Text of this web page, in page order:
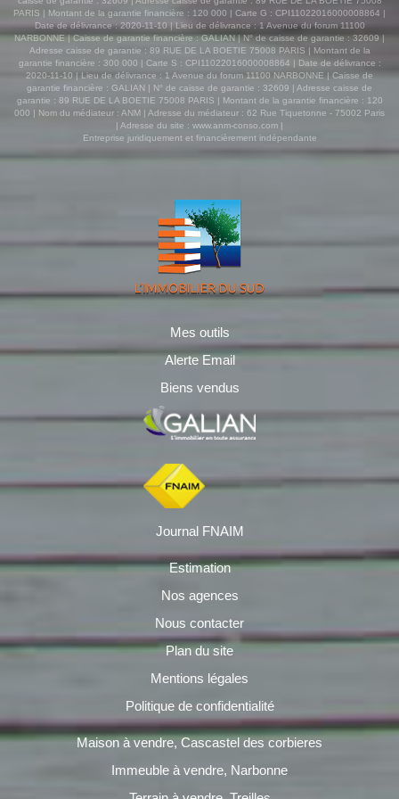
PARIS | Montant de la garantie financière : 120 000 | Carte G : CPI11022016000008864 |
Date de délivrance : 2020-11-10 | Lieu de délivrance : 1 Avenue du forum 11100
NARBONNE | Caisse de garantie financière : GALIAN | N° de caisse de garantie : 32609 |
Adresse caisse de garantie : 89 RUE DE LA BOETIE 75008 PARIS | Montant de la
garantie financière : 300 000 | Carte S : CPI11022016000008864 | Date de délivrance :
2020-11-10 | Lieu de délivrance : 1 Avenue du forum 11100 NARBONNE | Caisse de
garantie financière : GALIAN | N° de caisse de garantie : 32609 | Adresse caisse de
garantie : 89 RUE DE LA BOETIE 75008 PARIS | Montant de la garantie financière : 120
000 | Nom du médiateur : ANM | Adresse du médiateur : 62 Rue Tiquetonne - 75002 Paris
| Adresse du site : www.anm-conso.com |
Entreprise juridiquement et financièrement indépendante
Mes outils
Alerte Email
Biens vendus
Journal FNAIM
Estimation
Nos agences
Nous contacter
Plan du site
Mentions légales
Politique de confidentialité
Maison à vendre, Cascastel des corbieres
Immeuble à vendre, Narbonne